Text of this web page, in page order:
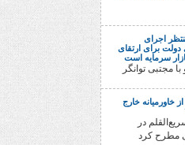
اجرای
برای ارتقای
سرمایه است
مجتبی توانگر
از خاورمیانه خارج
در
مطرح کرد